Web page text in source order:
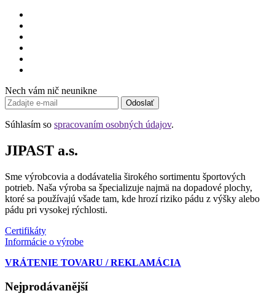
Nech vám nič neunikne
Odoslať
Súhlasím so spracovaním osobných údajov.
JIPAST a.s.
Sme výrobcovia a dodávatelia širokého sortimentu športových
potrieb. Naša výroba sa špecializuje najmä na dopadové plochy,
ktoré sa používajú všade tam, kde hrozí riziko pádu z výšky alebo
pádu pri vysokej rýchlosti.
Certifikáty
Informácie o výrobe
VRÁTENIE TOVARU / REKLAMÁCIA
Nejprodávanější